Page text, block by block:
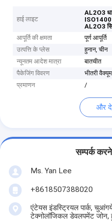
हाई लाइट
AL2O3
AL2O3
आपूर्ति की क्षमता
पूर्ण आपूर्ति
उत्पत्ति के प्लेस
हुनान, चीन
न्यूनतम आदेश मात्रा
बातचीत
पैकेजिंग विवरण
भीतरी
प्रमाणन
/
और
सम्पर्क
Ms. Yan Lee
+8618507388020
एंटेयस इंडस्ट्रियल पार्क,
टेक्नोलॉजिकल डेवलपमेंट जोन,